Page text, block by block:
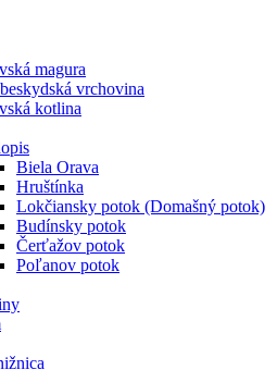
magura
vrchovina
kotlina
Biela Orava
Hruštínka
Lokčiansky potok (Domašný potok)
Budínsky potok
Čerťažov potok
Poľanov potok